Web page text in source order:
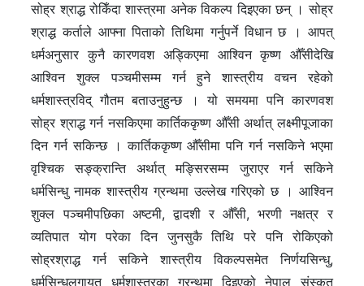
सोह्र श्राद्ध रोकिँदा शास्त्रमा अनेक विकल्प दिइएका छन् । सोह्र
श्राद्ध कर्ताले आफ्ना पिताको तिथिमा गर्नुपर्ने विधान छ । आपत्
धर्मअनुसार कुनै कारणवश अड्किएमा आश्विन कृष्ण औँसीदेखि
आश्विन शुक्ल पञ्चमीसम्म गर्न हुने शास्त्रीय वचन रहेको
धर्मशास्त्रविद् गौतम बताउनुहुन्छ । यो समयमा पनि कारणवश
सोह्र श्राद्ध गर्न नसकिएमा कार्तिककृष्ण औँसी अर्थात् लक्ष्मीपूजाका
दिन गर्न सकिन्छ । कार्तिककृष्ण औँसीमा पनि गर्न नसकिने भएमा
वृश्चिक सङ्क्रान्ति अर्थात् मङ्सिरसम्म जुराएर गर्न सकिने
धर्मसिन्धु नामक शास्त्रीय ग्रन्थमा उल्लेख गरिएको छ । आश्विन
शुक्ल पञ्चमीपछिका अष्टमी, द्वादशी र औँसी, भरणी नक्षत्र र
व्यतिपात योग परेका दिन जुनसुकै तिथि परे पनि रोकिएको
सोह्रश्राद्ध गर्न सकिने शास्त्रीय विकल्पसमेत निर्णयसिन्धु,
धर्मसिन्धुलगायत धर्मशास्त्रका ग्रन्थमा दिइएको नेपाल संस्कृत